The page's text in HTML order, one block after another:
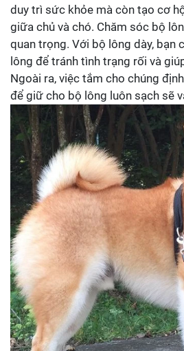
duy trì sức khỏe mà còn tạo cơ
giữa chủ và chó. Chăm sóc bộ
quan trọng. Với bộ lông dày, bạn
lông để tránh tình trạng rối và
Ngoài ra, việc tắm cho chúng
để giữ cho bộ lông luôn sạch sẽ